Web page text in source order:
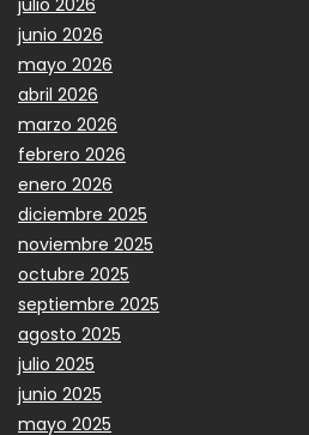
julio 2026
junio 2026
mayo 2026
abril 2026
marzo 2026
febrero 2026
enero 2026
diciembre 2025
noviembre 2025
octubre 2025
septiembre 2025
agosto 2025
julio 2025
junio 2025
mayo 2025